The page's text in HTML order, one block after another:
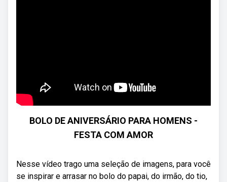
BOLO DE ANIVERSÁRIO PARA HOMENS -
FESTA COM AMOR
Nesse vídeo trago uma seleção de imagens, para você
se inspirar e arrasar no bolo do papai, do irmão, do tio,